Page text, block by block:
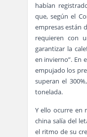
habían
que, según el
empresas están
requieren con
garantizar la
en invierno”. En
empujado los
superan el
tonelada.
Y ello ocurre en
china salía del
el ritmo de su